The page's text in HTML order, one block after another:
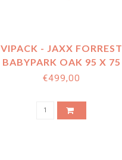
VIPACK - JAXX FORREST
BABYPARK OAK 95 X 75
CM
€499,00